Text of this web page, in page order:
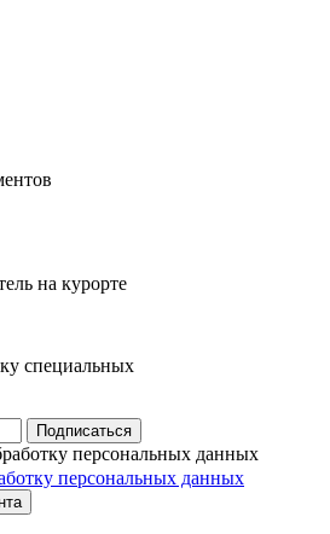
на курорте
специальных
Подписаться
персональных данных
персональных данных